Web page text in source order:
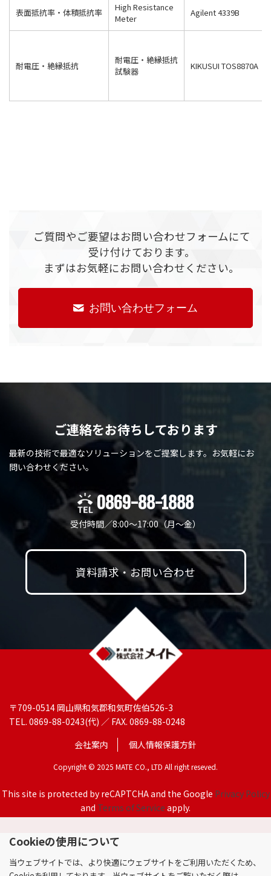
表面抵抗率・体積抵抗率
High Resistance
Meter
Agilent 4339B
耐電圧・絶縁抵抗
耐電圧・絶縁抵抗
試験器
KIKUSUI TOS8870A
ご質問やご要望はお問い合わせフォームにて
受け付けております。
まずはお気軽にお問い合わせください。
お問い合わせフォーム
ご連絡をお待ちしております
最新の技術で最適なソリューションをご提案します。 お気軽にお
問い合わせください。
0869-88-1888
受付時間／8:00～17:00（月〜金）
資料請求・お問い合わせ
〒709-0514 岡山県和気郡和気町佐伯526-3
TEL. 0869-88-0243(代) ／ FAX. 0869-88-0248
会社案内
個人情報保護方針
Copyright © 2025 MATE CO., LTD All right reseved.
This site is protected by reCAPTCHA and the Google Privacy Policy
and Terms of Service apply.
Cookieの使用について
当ウェブサイトでは、より快適にウェブサイトをご利用いただくため、